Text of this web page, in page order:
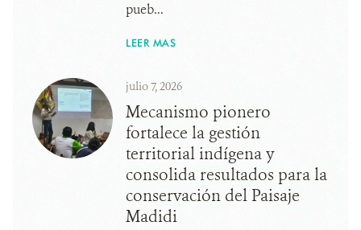
pueb...
LEER MAS
julio 7, 2026
Mecanismo pionero
fortalece la gestión
territorial indígena y
consolida resultados para la
conservación del Paisaje
Madidi